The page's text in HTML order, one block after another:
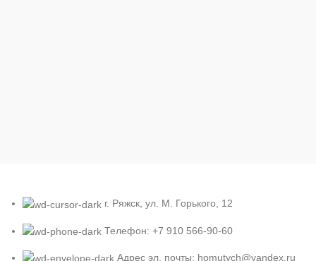
г. Ряжск, ул. М. Горького, 12
Телефон: +7 910 566-90-60
Адрес эл. почты: homutych@yandex.ru